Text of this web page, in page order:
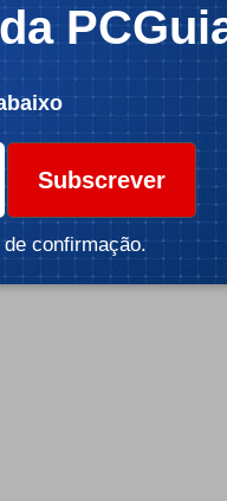
Subscrever
confirmação.